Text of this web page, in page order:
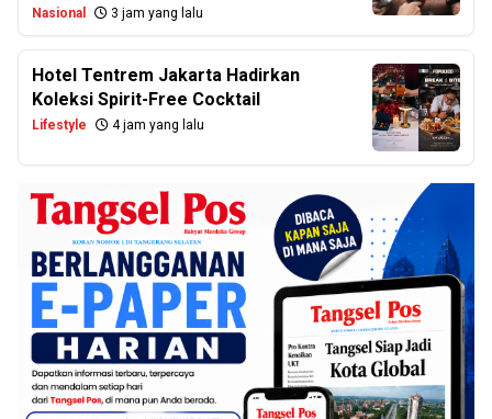
Nasional 3 jam yang lalu
Hotel Tentrem Jakarta Hadirkan
Koleksi Spirit-Free Cocktail
Lifestyle 4 jam yang lalu